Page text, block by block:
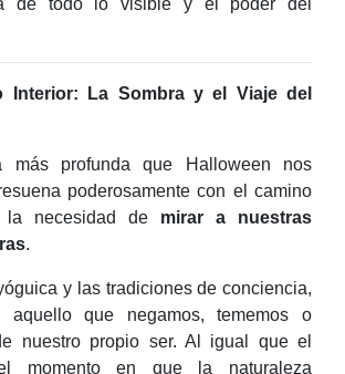
de todo lo visible y el poder del
Interior: La Sombra y el Viaje del
más profunda que Halloween nos
poderosamente con el camino
necesidad de mirar a nuestras
.
y las tradiciones de conciencia,
aquello que negamos, tememos o
nuestro propio ser. Al igual que el
momento en que la naturaleza